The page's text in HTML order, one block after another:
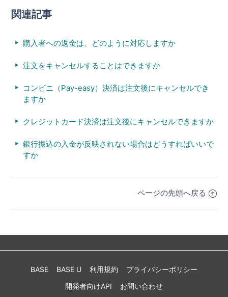
関連記事
購入者への返金は、どのように対応しますか
注文をキャンセルすることはできますか
コンビニ（Pay-easy）決済は注文後にキャンセルでき
ますか
クレジットカード決済は注文後にキャンセルできますか
銀行振込の入金が反映されない場合はどうすればいいで
すか
ページの先頭へ戻る
BASE BASE U 利用規約
プライバシーポリシー
開発者向けAPI
お問い合わせ